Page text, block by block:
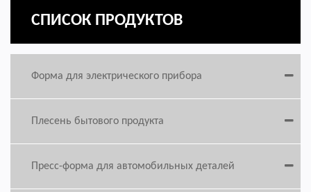
СПИСОК ПРОДУКТОВ
Форма для электрического прибора
Плесень бытового продукта
Пресс-форма для автомобильных деталей